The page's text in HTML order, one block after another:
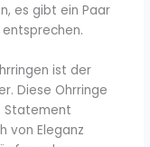
es gibt ein Paar
ist der
Diese Ohrringe
Statement
von Eleganz